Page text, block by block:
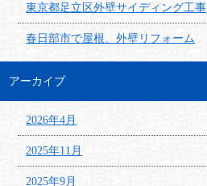
東京都足立区外壁サイディング工事
春日部市で屋根、外壁リフォーム
アーカイブ
2026年4月
2025年11月
2025年9月